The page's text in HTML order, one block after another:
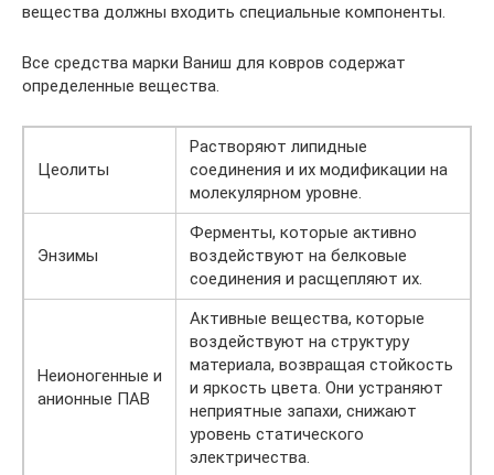
вещества должны входить специальные компоненты.
Все средства марки Ваниш для ковров содержат
определенные вещества.
Цеолиты
Растворяют липидные
соединения и их модификации на
молекулярном уровне.
Энзимы
Ферменты, которые активно
воздействуют на белковые
соединения и расщепляют их.
Неионогенные и
анионные ПАВ
Активные вещества, которые
воздействуют на структуру
материала, возвращая стойкость
и яркость цвета. Они устраняют
неприятные запахи, снижают
уровень статического
электричества.